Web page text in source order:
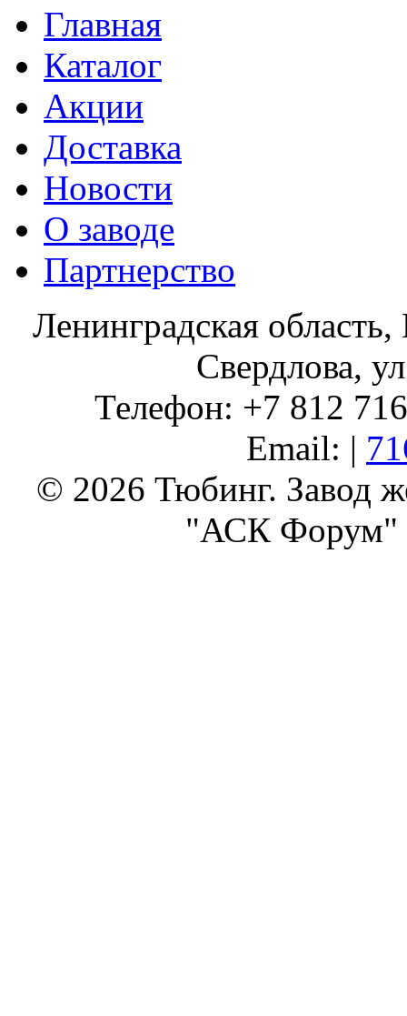
Главная
Каталог
Акции
Доставка
Новости
О заводе
Партнерство
Ленинградская
Свердлова,
Телефон: +7 812
Email: |
© 2026 Тюбинг. Завод
"АСК Форум"